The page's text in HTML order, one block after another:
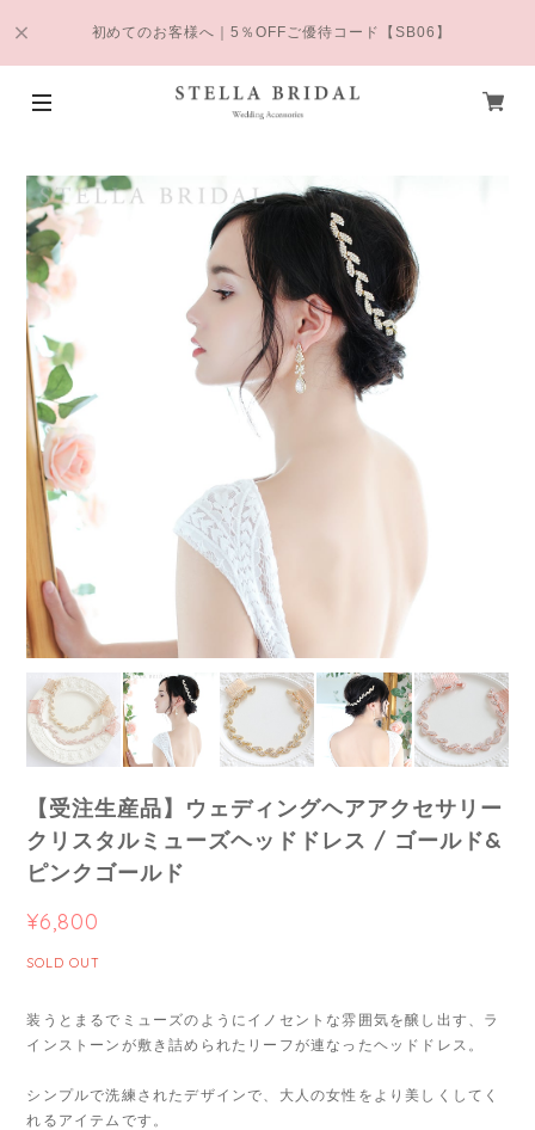
初めてのお客様へ｜5％OFFご優待コード【SB06】
【受注生産品】ウェディングヘアアクセサリー
クリスタルミューズヘッドドレス / ゴールド&
ピンクゴールド
¥6,800
SOLD OUT
装うとまるでミューズのようにイノセントな雰囲気を醸し出す、ラ
インストーンが敷き詰められたリーフが連なったヘッドドレス。
シンプルで洗練されたデザインで、大人の女性をより美しくしてく
れるアイテムです。